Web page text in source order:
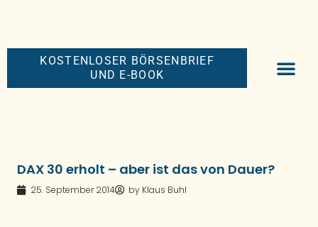
KOSTENLOSER BÖRSENBRIEF
UND E-BOOK
DAX 30 erholt – aber ist das von Dauer?
25. September 2014 by Klaus Buhl